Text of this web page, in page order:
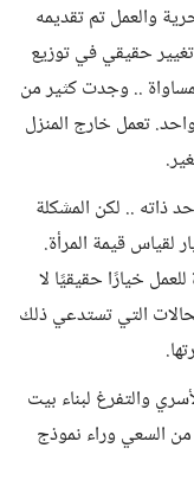
والعمل تم تقديمه
حقيقي في توزيع
.. وجدت كثير من
تعمل خارج المنزل
.. لكن المشكلة
لقياس قيمة المرأة.
خيارًا حقيقيًا لا
التي تستدعي ذلك
والتفرغ لبناء بيت
من السعي وراء نموذج